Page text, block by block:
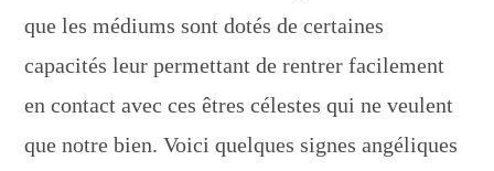
que les médiums sont dotés de certaines
capacités leur permettant de rentrer facilement
en contact avec ces êtres célestes qui ne veulent
que notre bien. Voici quelques signes angéliques